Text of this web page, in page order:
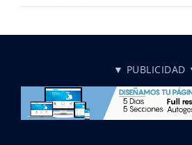
▼ PUBLICIDAD